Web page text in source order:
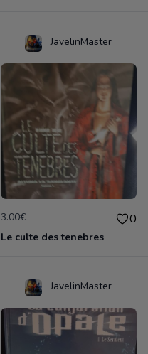
JavelinMaster
3.00€ 0
Le culte des tenebres
JavelinMaster